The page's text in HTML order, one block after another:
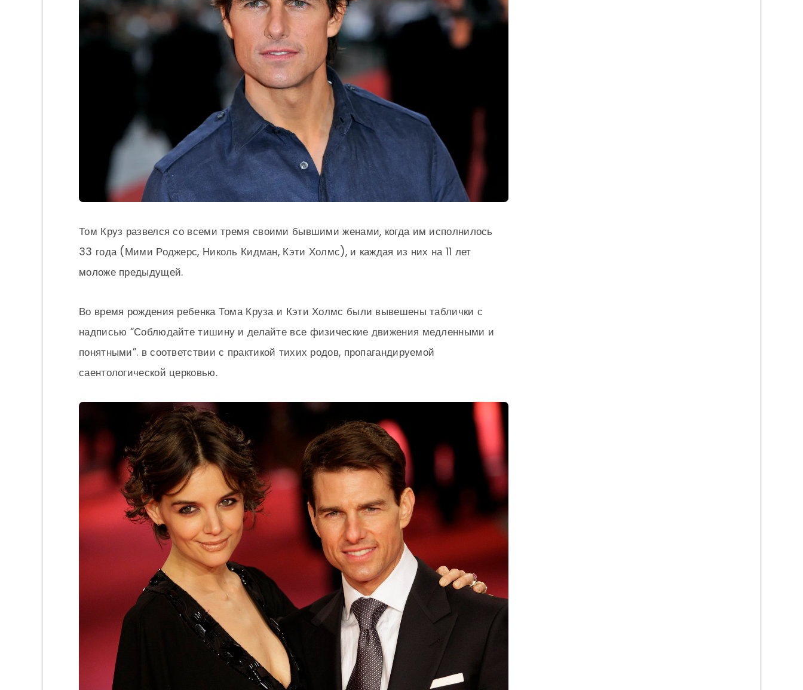
Том Круз развелся со всеми тремя своими бывшими женами, когда им исполнилось
33 года (Мими Роджерс, Николь Кидман, Кэти Холмс), и каждая из них на 11 лет
моложе предыдущей.
Во время рождения ребенка Тома Круза и Кэти Холмс были вывешены таблички с
надписью “Соблюдайте тишину и делайте все физические движения медленными и
понятными”. в соответствии с практикой тихих родов, пропагандируемой
саентологической церковью.